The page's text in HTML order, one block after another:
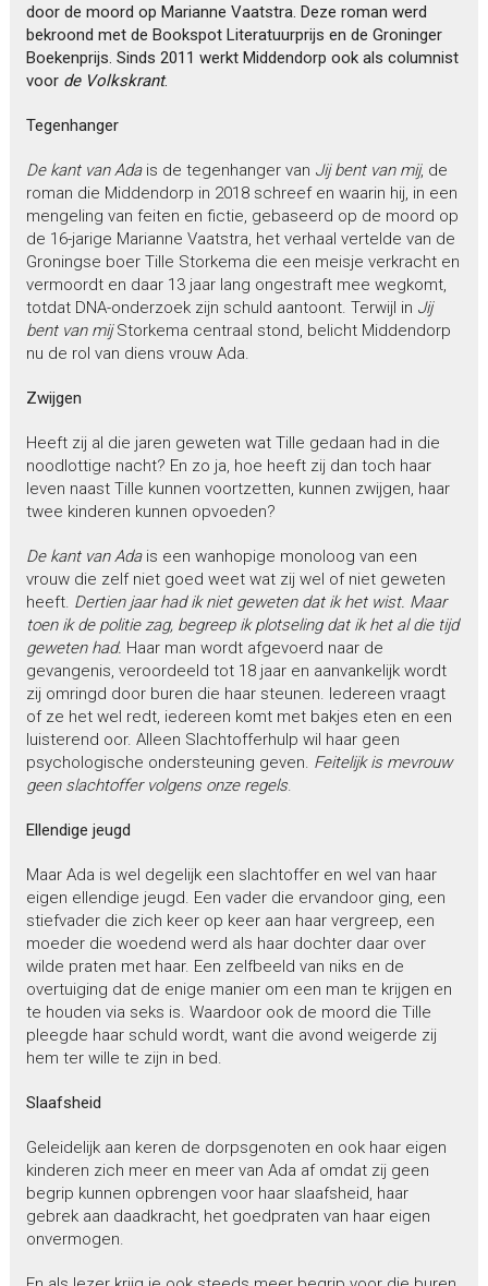
door de moord op Marianne Vaatstra. Deze roman werd
bekroond met de Bookspot Literatuurprijs en de Groninger
Boekenprijs. Sinds 2011 werkt Middendorp ook als columnist
voor de Volkskrant.
Tegenhanger
De kant van Adais de tegenhanger van Jij bent van mij, de
roman die Middendorp in 2018 schreef en waarin hij, in een
mengeling van feiten en fictie, gebaseerd op de moord op
de 16-jarige Marianne Vaatstra, het verhaal vertelde van de
Groningse boer Tille Storkema die een meisje verkracht en
vermoordt en daar 13 jaar lang ongestraft mee wegkomt,
totdat DNA-onderzoek zijn schuld aantoont. Terwijl in Jij
bent van mijStorkema centraal stond, belicht Middendorp
nu de rol van diens vrouw Ada.
Zwijgen
Heeft zij al die jaren geweten wat Tille gedaan had in die
noodlottige nacht? En zo ja, hoe heeft zij dan toch haar
leven naast Tille kunnen voortzetten, kunnen zwijgen, haar
twee kinderen kunnen opvoeden?
De kant van Adais een wanhopige monoloog van een
vrouw die zelf niet goed weet wat zij wel of niet geweten
heeft. Dertien jaar had ik niet geweten dat ik het wist. Maar
toen ik de politie zag, begreep ik plotseling dat ik het al die tijd
geweten had. Haar man wordt afgevoerd naar de
gevangenis, veroordeeld tot 18 jaar en aanvankelijk wordt
zij omringd door buren die haar steunen. Iedereen vraagt
of ze het wel redt, iedereen komt met bakjes eten en een
luisterend oor. Alleen Slachtofferhulp wil haar geen
psychologische ondersteuning geven. Feitelijk is mevrouw
geen slachtoffer volgens onze regels.
Ellendige jeugd
Maar Ada is wel degelijk een slachtoffer en wel van haar
eigen ellendige jeugd. Een vader die ervandoor ging, een
stiefvader die zich keer op keer aan haar vergreep, een
moeder die woedend werd als haar dochter daar over
wilde praten met haar. Een zelfbeeld van niks en de
overtuiging dat de enige manier om een man te krijgen en
te houden via seks is. Waardoor ook de moord die Tille
pleegde haar schuld wordt, want die avond weigerde zij
hem ter wille te zijn in bed.
Slaafsheid
Geleidelijk aan keren de dorpsgenoten en ook haar eigen
kinderen zich meer en meer van Ada af omdat zij geen
begrip kunnen opbrengen voor haar slaafsheid, haar
gebrek aan daadkracht, het goedpraten van haar eigen
onvermogen.